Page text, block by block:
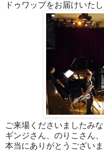
ドゥワップをお届けいた
ご来場くださいましたみな
ギンジさん、のりこさん、
本当にありがとうございま